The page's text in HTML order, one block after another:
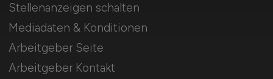
Stellenanzeigen schalten
Mediadaten & Konditionen
Arbeitgeber Seite
Arbeitgeber Kontakt